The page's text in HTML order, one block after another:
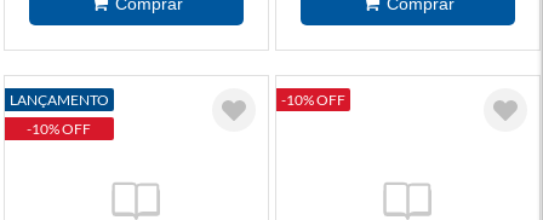
LANÇAMENTO
-10% OFF
-10% OFF